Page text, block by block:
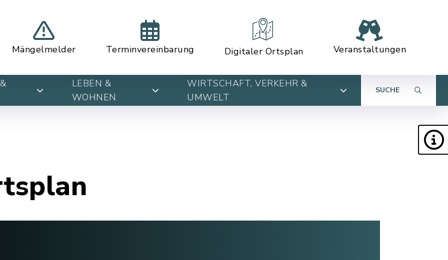
Mängelmelder Terminvereinbarung Digitaler Ortsplan Veranstaltungen
LEBEN &
WOHNEN
WIRTSCHAFT, VERKEHR &
UMWELT
SUCHE